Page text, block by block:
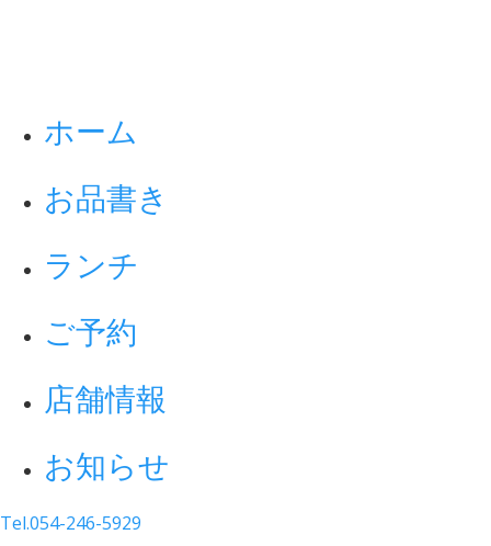
ホーム
お品書き
ランチ
ご予約
店舗情報
お知らせ
Tel.054-246-5929